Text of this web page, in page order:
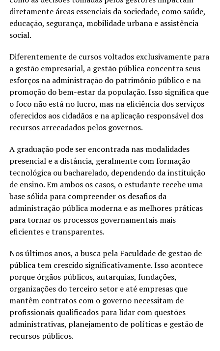
diretamente áreas essenciais da sociedade, como saúde,
educação, segurança, mobilidade urbana e assistência
social.
Diferentemente de cursos voltados exclusivamente para
a gestão empresarial, a gestão pública concentra seus
esforços na administração do patrimônio público e na
promoção do bem-estar da população. Isso significa que
o foco não está no lucro, mas na eficiência dos serviços
oferecidos aos cidadãos e na aplicação responsável dos
recursos arrecadados pelos governos.
A graduação pode ser encontrada nas modalidades
presencial e a distância, geralmente com formação
tecnológica ou bacharelado, dependendo da instituição
de ensino. Em ambos os casos, o estudante recebe uma
base sólida para compreender os desafios da
administração pública moderna e as melhores práticas
para tornar os processos governamentais mais
eficientes e transparentes.
Nos últimos anos, a busca pela Faculdade de gestão de
pública tem crescido significativamente. Isso acontece
porque órgãos públicos, autarquias, fundações,
organizações do terceiro setor e até empresas que
mantêm contratos com o governo necessitam de
profissionais qualificados para lidar com questões
administrativas, planejamento de políticas e gestão de
recursos públicos.